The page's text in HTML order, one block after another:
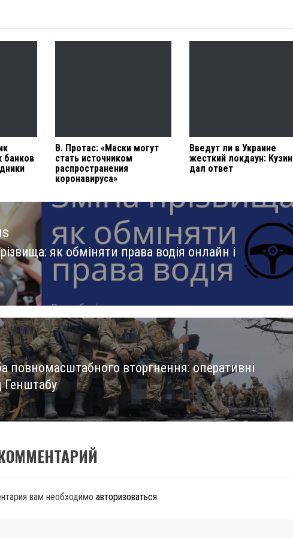
банков
В. Протас: «Маски могут
стать источником
распространения
коронавируса»
Введут ли в Украине
жесткий локдаун: Кузин
дал ответ
як обміняти права водія онлайн і
повномасштабного вторгнення: оперативні
Генштабу
вам необходимо авторизоваться.